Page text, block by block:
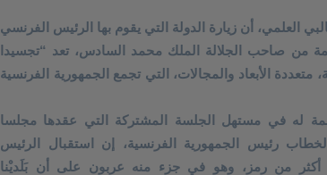
العلمي، أن زيارة الدولة التي يقوم بها الرئيس الفرنسي
من صاحب الجلالة الملك محمد السادس، تعد “تجسيدا
متعددة الأبعاد والمجالات، التي تجمع الجمهورية الفرنسية
له في مستهل الجلسة المشتركة التي عقدها مجلسا
لخطاب رئيس الجمهورية الفرنسية، إن استقبال الرئيس
أكثر من رمز، وهو في جزء منه عربون على أن بَلَديْنا